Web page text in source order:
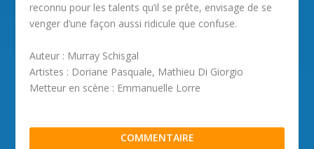
reconnu pour les talents qu’il se prête, envisage de se
venger d’une façon aussi ridicule que confuse.
Auteur : Murray Schisgal
Artistes : Doriane Pasquale, Mathieu Di Giorgio
Metteur en scène : Emmanuelle Lorre
COMMENTAIRE